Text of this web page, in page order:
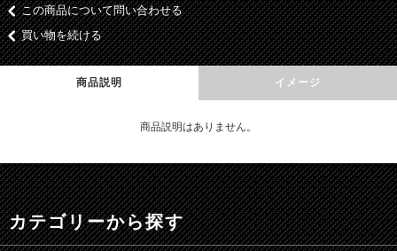
この商品について問い合わせる
買い物を続ける
商品説明 イメージ
商品説明はありません。
カテゴリーから探す